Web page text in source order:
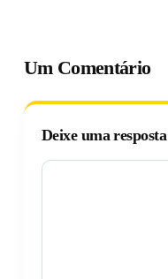
Um Comentário
Deixe uma resposta